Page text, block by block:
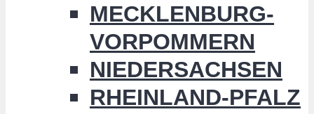
MECKLENBURG-
VORPOMMERN
NIEDERSACHSEN
RHEINLAND-PFALZ